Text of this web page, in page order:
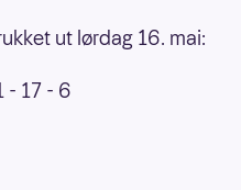
ut lørdag 16. mai:
- 17 - 6